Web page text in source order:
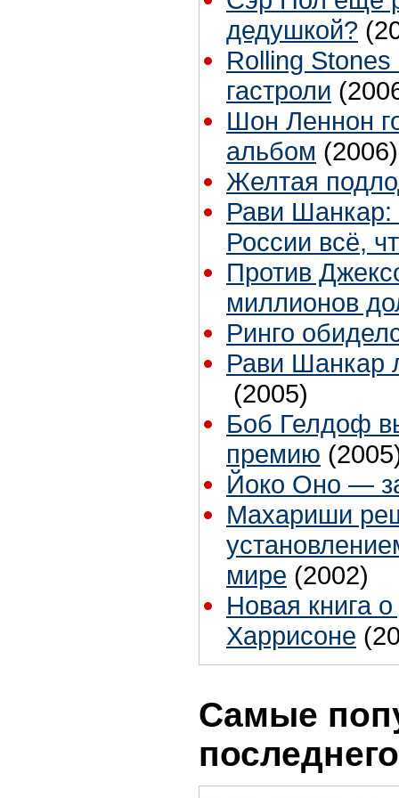
дедушкой?
Rolling
гастроли
Шон Леннон
альбом (2006)
Желтая
Рави Шанкар:
России всё,
Против
миллионов
Ринго
Рави Шанкар
(2005)
Боб Гелдоф
премию
Йоко Оно —
Махариши
мире (2002)
Новая книга
Харрисоне
Самые